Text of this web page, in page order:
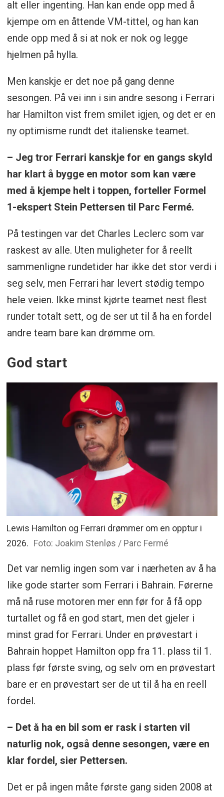
alt eller ingenting. Han kan ende opp med å
kjempe om en åttende VM-tittel, og han kan
ende opp med å si at nok er nok og legge
hjelmen på hylla.
Men kanskje er det noe på gang denne
sesongen. På vei inn i sin andre sesong i Ferrari
har Hamilton vist frem smilet igjen, og det er en
ny optimisme rundt det italienske teamet.
– Jeg tror Ferrari kanskje for en gangs skyld
har klart å bygge en motor som kan være
med å kjempe helt i toppen, forteller Formel
1-ekspert Stein Pettersen til Parc Fermé.
På testingen var det Charles Leclerc som var
raskest av alle. Uten muligheter for å reellt
sammenligne rundetider har ikke det stor verdi i
seg selv, men Ferrari har levert stødig tempo
hele veien. Ikke minst kjørte teamet nest flest
runder totalt sett, og de ser ut til å ha en fordel
andre team bare kan drømme om.
God start
Lewis Hamilton og Ferrari drømmer om en opptur i
2026. Foto: Joakim Stenløs / Parc Fermé
Det var nemlig ingen som var i nærheten av å ha
like gode starter som Ferrari i Bahrain. Førerne
må nå ruse motoren mer enn før for å få opp
turtallet og få en god start, men det gjeler i
minst grad for Ferrari. Under en prøvestart i
Bahrain hoppet Hamilton opp fra 11. plass til 1.
plass før første sving, og selv om en prøvestart
bare er en prøvestart ser de ut til å ha en reell
fordel.
– Det å ha en bil som er rask i starten vil
naturlig nok, også denne sesongen, være en
klar fordel, sier Pettersen.
Det er på ingen måte første gang siden 2008 at